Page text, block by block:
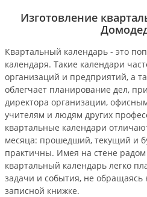
Изготовление
Квартальный календарь - это
календаря. Такие календари
организаций и предприятий, а
облегчает планирование дел,
директора организации,
учителям и людям других
квартальные календари
месяца: прошедший, текущий и
практичны. Имея на стене
квартальный календарь легко
задачи и события, не обращаясь
записной книжке.